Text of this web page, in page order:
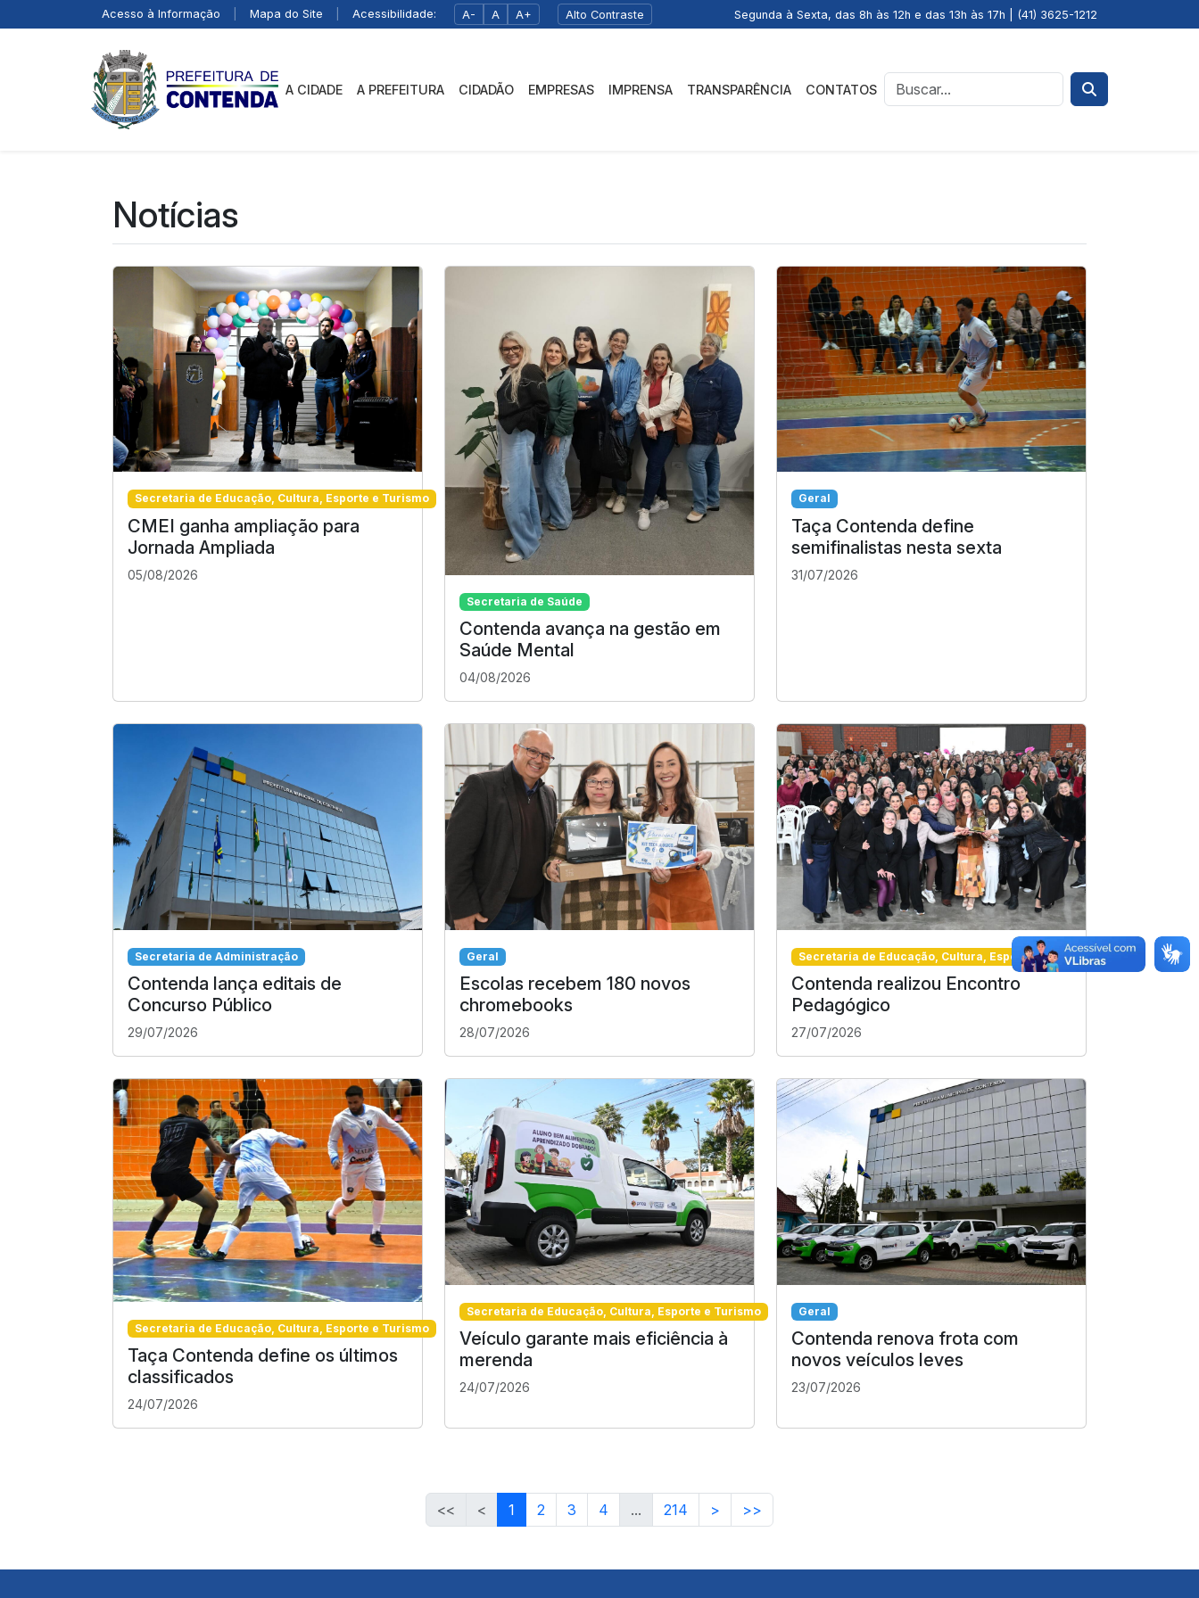
Acesso à Informação Mapa do Site Acessibilidade: A- A A+ Alto Contraste Segunda à Sexta, das 8h às 12h e das 13h às 17h | (41) 3625-1212
A CIDADE A PREFEITURA CIDADÃO EMPRESAS IMPRENSA TRANSPARÊNCIA CONTATOS
Notícias
Secretaria de Educação, Cultura, Esporte e Turismo
CMEI ganha ampliação para
Jornada Ampliada
05/08/2026
Secretaria de Saúde
Contenda avança na gestão em
Saúde Mental
04/08/2026
Geral
Taça Contenda define
semifinalistas nesta sexta
31/07/2026
Secretaria de Administração
Contenda lança editais de
Concurso Público
29/07/2026
Geral
Escolas recebem 180 novos
chromebooks
28/07/2026
Secretaria de Educação, Cultura, Esporte e Turismo
Contenda realizou Encontro
Pedagógico
27/07/2026
Secretaria de Educação, Cultura, Esporte e Turismo
Taça Contenda define os últimos
classificados
24/07/2026
Secretaria de Educação, Cultura, Esporte e Turismo
Veículo garante mais eficiência à
merenda
24/07/2026
Geral
Contenda renova frota com
novos veículos leves
23/07/2026
<< < 1 2 3 4 ... 214 > >>